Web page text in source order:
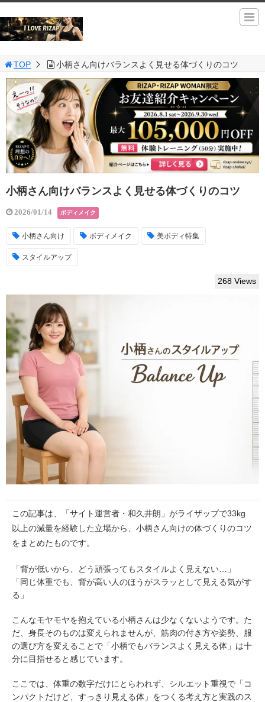
TOP 小柄さん向けバランスよく見せる体づくりのコツ
小柄さん向けバランスよく見せる体づくりのコツ
2026/01/14 ボディメイク
小柄さん向け ボディメイク 美ボディ特集
スタイルアップ
268 Views
この記事は、「サイト運営者・和久井朗」がライザップで33kg
以上の減量を経験した立場から、小柄さん向けの体づくりのコツ
をまとめたものです。
「背が低いから、どう頑張ってもスタイルよく見えない…」
「同じ体重でも、背が高い人のほうがスラッとして見える気がす
る」
こんなモヤモヤを抱えている小柄さんは少なくないようです。た
だ、身長そのものは変えられませんが、筋肉の付き方や姿勢、服
の選び方を変えることで「小柄でもバランスよく見える体」は十
分に目指せると感じています。
ここでは、体重の数字だけにとらわれず、シルエット重視で「コ
ンパクトだけど、すっきり見える体」をつくる考え方と実践のス